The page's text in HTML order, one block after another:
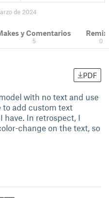
de 2024
y Comentarios
5 0
PDF
with no text and use
to add custom text
have. In retrospect, I
change on the text, so